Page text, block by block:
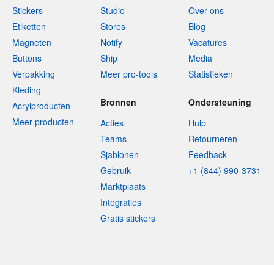
Stickers
Etiketten
Magneten
Buttons
Verpakking
Kleding
Acrylproducten
Meer producten
Studio
Stores
Notify
Ship
Meer pro-tools
Over ons
Blog
Vacatures
Media
Statistieken
Bronnen
Acties
Teams
Sjablonen
Gebruik
Marktplaats
Integraties
Gratis stickers
Ondersteuning
Hulp
Retourneren
Feedback
+1 (844) 990-3731